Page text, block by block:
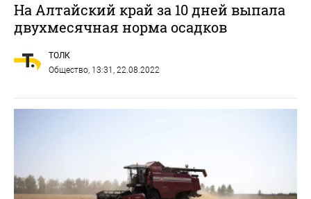
На Алтайский край за 10 дней выпала
двухмесячная норма осадков
ТОЛК
Общество, 13:31, 22.08.2022